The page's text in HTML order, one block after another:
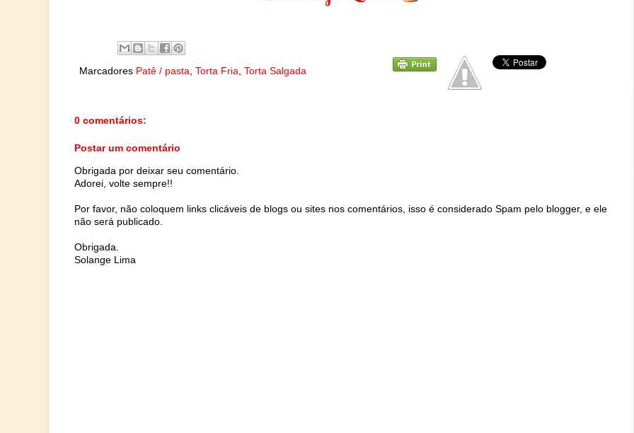
Marcadores Patê / pasta Torta Fria Torta Salgada
0 comentários:
Postar um comentário
Obrigada por deixar seu comentário.
Adorei, volte sempre!!
Por favor, não coloquem links clicáveis de blogs ou sites nos comentários, isso é considerado Spam pelo blogger, e ele
não será publicado.
Obrigada.
Solange Lima